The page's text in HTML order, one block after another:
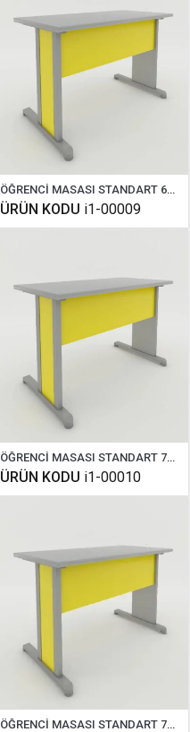
ÖĞRENCİ MASASI STANDART 60X180 CM
ÜRÜN KODU i1-00009
ÖĞRENCİ MASASI STANDART 70X180 CM
ÜRÜN KODU i1-00010
ÖĞRENCİ MASASI STANDART 70X120 CM